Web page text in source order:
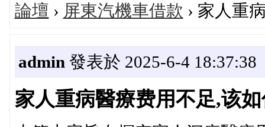
論壇 › 屏東汽機車借款 › 家人重
admin 發表於 2025-6-4 18:37:38
家人重病醫療费用不足,该